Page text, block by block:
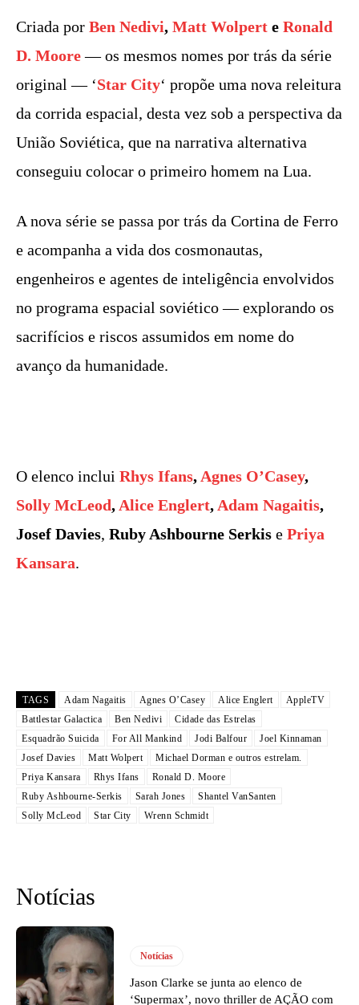
Criada por Ben Nedivi, Matt Wolpert e Ronald
D. Moore— os mesmos nomes por trás da série
original — ‘Star City‘ propõe uma nova releitura
da corrida espacial, desta vez sob a perspectiva da
União Soviética, que na narrativa alternativa
conseguiu colocar o primeiro homem na Lua.
A nova série se passa por trás da Cortina de Ferro
e acompanha a vida dos cosmonautas,
engenheiros e agentes de inteligência envolvidos
no programa espacial soviético — explorando os
sacrifícios e riscos assumidos em nome do
avanço da humanidade.
O elenco inclui Rhys Ifans, Agnes O’Casey,
Solly McLeod, Alice Englert, Adam Nagaitis,
Josef Davies, Ruby Ashbourne Serkis e Priya
Kansara.
TAGS Adam Nagaitis Agnes O’Casey Alice Englert
AppleTV
Battlestar Galactica
Ben Nedivi
Cidade das Estrelas
Esquadrão Suicida
For All Mankind Jodi Balfour
Joel Kinnaman
Josef Davies
Matt Wolpert
Michael Dorman e outros estrelam.
Priya Kansara
Rhys Ifans
Ronald D. Moore
Ruby Ashbourne-Serkis
Sarah Jones
Shantel VanSanten
Solly McLeod
Star City Wrenn Schmidt
Notícias
Notícias
Jason Clarke se junta ao elenco de
‘Supermax’, novo thriller de AÇÃO com